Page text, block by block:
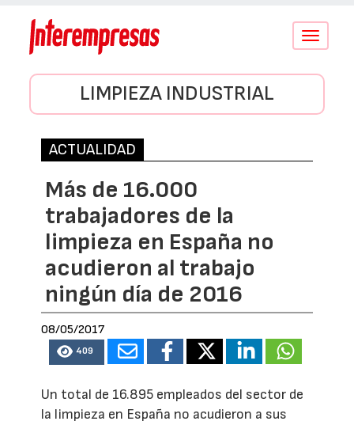
Conmutar
LIMPIEZA INDUSTRIAL
ACTUALIDAD
Más de 16.000
trabajadores de la
limpieza en España no
acudieron al trabajo
ningún día de 2016
08/05/2017
409
Un total de 16.895 empleados del sector de
la limpieza en España no acudieron a sus